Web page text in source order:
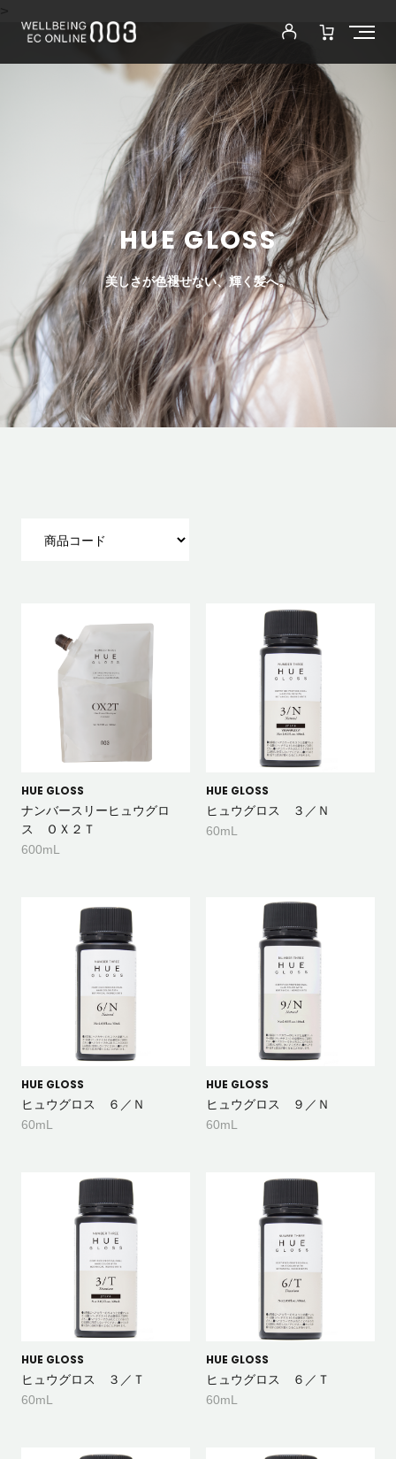
HUE GLOSS
美しさが色褪せない、輝く髪へ。
HUE GLOSS
ナンバースリーヒュウグロ
ス ＯＸ２Ｔ
600mL
HUE GLOSS
ヒュウグロス ３／Ｎ
60mL
HUE GLOSS
ヒュウグロス ６／Ｎ
60mL
HUE GLOSS
ヒュウグロス ９／Ｎ
60mL
HUE GLOSS
ヒュウグロス ３／Ｔ
60mL
HUE GLOSS
ヒュウグロス ６／Ｔ
60mL